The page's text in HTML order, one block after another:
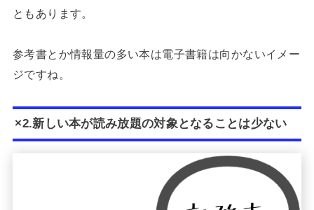
ともあります。
参考書とか情報量の多い本は電子書籍は向かないイメー
ジですね。
×2.新しい本が読み放題の対象となることは少ない